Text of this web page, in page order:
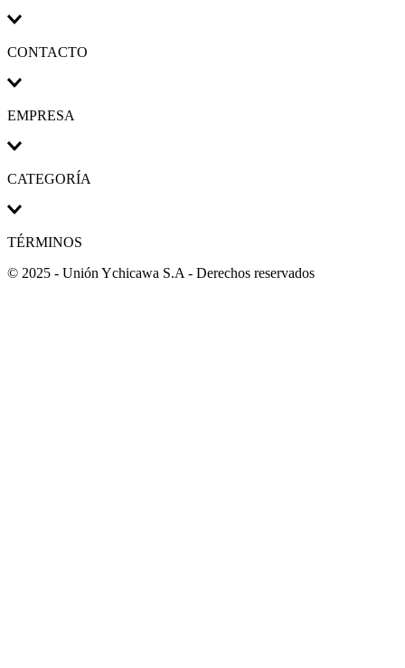
CONTACTO
EMPRESA
CATEGORÍA
TÉRMINOS
© 2025 - Unión Ychicawa S.A - Derechos reservados